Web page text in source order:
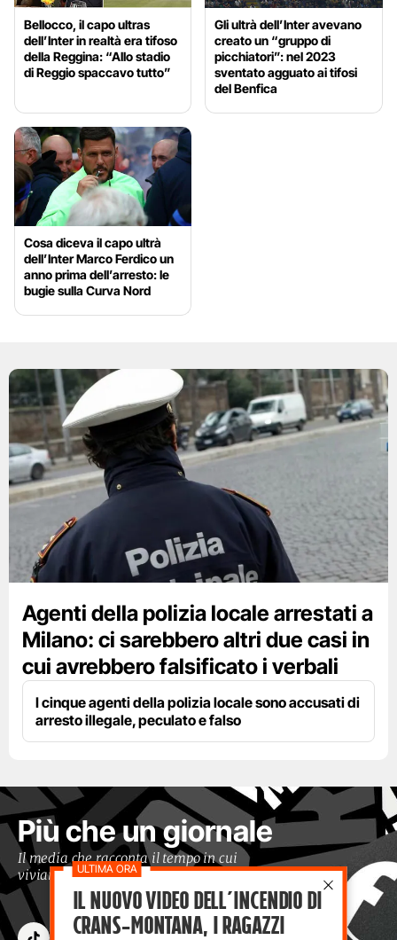
Bellocco, il capo ultras
dell’Inter in realtà era tifoso
della Reggina: “Allo stadio
di Reggio spaccavo tutto”
Gli ultrà dell’Inter avevano
creato un “gruppo di
picchiatori”: nel 2023
sventato agguato ai tifosi
del Benfica
Cosa diceva il capo ultrà
dell’Inter Marco Ferdico un
anno prima dell’arresto: le
bugie sulla Curva Nord
Agenti della polizia locale arrestati a
Milano: ci sarebbero altri due casi in
cui avrebbero falsificato i verbali
I cinque agenti della polizia locale sono accusati di
arresto illegale, peculato e falso
Più che un giornale
Il media che racconta il tempo in cui
viviamo con occhi moderni
Il nuovo video dell’incendio di
Crans-Montana, i ragazzi